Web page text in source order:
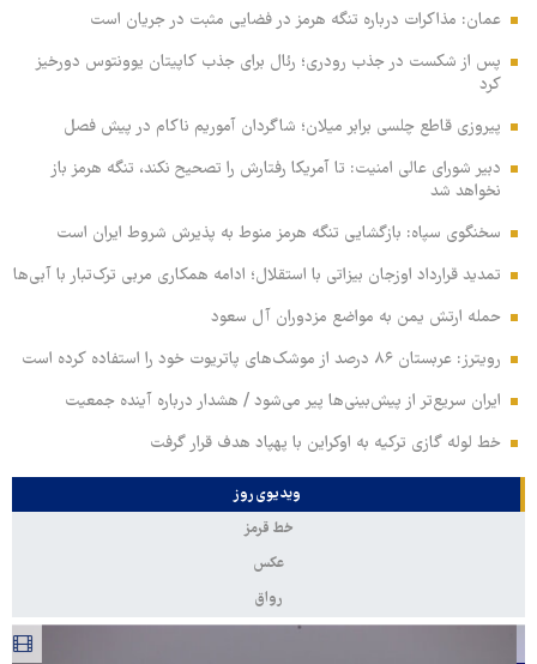
عمان: مذاکرات درباره تنگه هرمز در فضایی مثبت در جریان است
پس از شکست در جذب رودری؛ رئال برای جذب کاپیتان یوونتوس دورخیز
کرد
پیروزی قاطع چلسی برابر میلان؛ شاگردان آموریم ناکام در پیش فصل
دبیر شورای عالی امنیت: تا آمریکا رفتارش را تصحیح نکند، تنگه هرمز باز
نخواهد شد
سخنگوی سپاه: بازگشایی تنگه هرمز منوط به پذیرش شروط ایران است
تمدید قرارداد اوزجان بیزاتی با استقلال؛ ادامه همکاری مربی ترک‌تبار با آبی‌ها
حمله ارتش یمن به مواضع مزدوران آل سعود
رویترز: عربستان ۸۶ درصد از موشک‌های پاتریوت خود را استفاده کرده است
ایران سریع‌تر از پیش‌بینی‌ها پیر می‌شود / هشدار درباره آینده جمعیت
خط لوله گازی ترکیه به اوکراین با پهپاد هدف قرار گرفت
ویدیوی روز
خط قرمز
عکس
رواق